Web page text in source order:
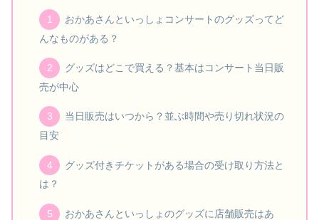
おかあさんといっしょコンサートのグッズってど
んなものがある？
グッズはどこで買える？基本はコンサート当日販
売が中心
当日販売はいつから？並ぶ時間や売り切れ状況の
目安
グッズ付きチケットがある場合の受け取り方法と
は？
おかあさんといっしょのグッズに店舗販売はあ